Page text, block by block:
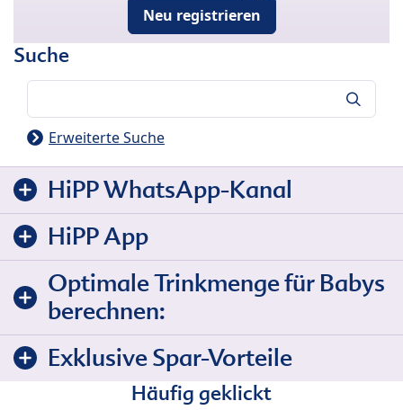
Neu registrieren
Suche
Erweiterte Suche
HiPP WhatsApp-Kanal
HiPP App
Optimale Trinkmenge für Babys
berechnen:
Exklusive Spar-Vorteile
Häufig geklickt